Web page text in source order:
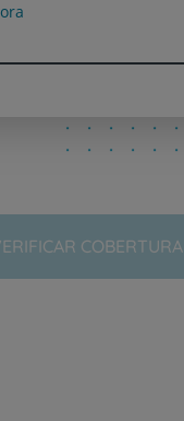
COBERTURA